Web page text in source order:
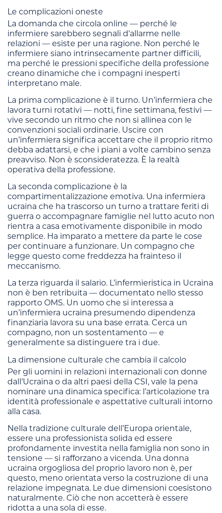
Le complicazioni oneste
La domanda che circola online — perché le
infermiere sarebbero segnali d’allarme nelle
relazioni — esiste per una ragione. Non perché le
infermiere siano intrinsecamente partner difficili,
ma perché le pressioni specifiche della professione
creano dinamiche che i compagni inesperti
interpretano male.
La prima complicazione è il turno. Un’infermiera che
lavora turni rotativi — notti, fine settimana, festivi —
vive secondo un ritmo che non si allinea con le
convenzioni sociali ordinarie. Uscire con
un’infermiera significa accettare che il proprio ritmo
debba adattarsi, e che i piani a volte cambino senza
preavviso. Non è sconsideratezza. È la realtà
operativa della professione.
La seconda complicazione è la
compartimentalizzazione emotiva. Una infermiera
ucraina che ha trascorso un turno a trattare feriti di
guerra o accompagnare famiglie nel lutto acuto non
rientra a casa emotivamente disponibile in modo
semplice. Ha imparato a mettere da parte le cose
per continuare a funzionare. Un compagno che
legge questo come freddezza ha frainteso il
meccanismo.
La terza riguarda il salario. L’infermieristica in Ucraina
non è ben retribuita — documentato nello stesso
rapporto OMS. Un uomo che si interessa a
un’infermiera ucraina presumendo dipendenza
finanziaria lavora su una base errata. Cerca un
compagno, non un sostentamento — e
generalmente sa distinguere tra i due.
La dimensione culturale che cambia il calcolo
Per gli uomini in relazioni internazionali con donne
dall’Ucraina o da altri paesi della CSI, vale la pena
nominare una dinamica specifica: l’articolazione tra
identità professionale e aspettative culturali intorno
alla casa.
Nella tradizione culturale dell’Europa orientale,
essere una professionista solida ed essere
profondamente investita nella famiglia non sono in
tensione — si rafforzano a vicenda. Una donna
ucraina orgogliosa del proprio lavoro non è, per
questo, meno orientata verso la costruzione di una
relazione impegnata. Le due dimensioni coesistono
naturalmente. Ciò che non accetterà è essere
ridotta a una sola di esse.